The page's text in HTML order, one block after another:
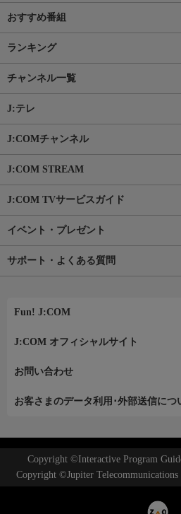
おすすめ番組
ランキング
チャンネル一覧
J:テレ
J:COMチャンネル
J:COM STREAM
J:COM TVサービスガイド
イベント・プレゼント
サポート・よくある質問
Fun! J:COM
J:COM オフィシャルサイト
お問い合わせ
お客さまのデータ利用･外部送信につ
Copyright ©Interactive Program
Copyright ©Jupiter